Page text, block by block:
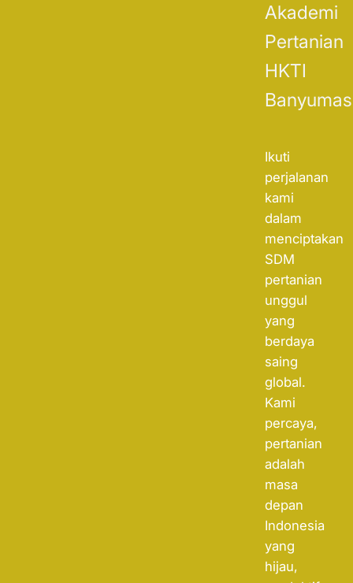
Akademi
Pertanian
HKTI
Banyumas
Ikuti
perjalanan
kami
dalam
menciptakan
SDM
pertanian
unggul
yang
berdaya
saing
global.
Kami
percaya,
pertanian
adalah
masa
depan
Indonesia
yang
hijau,